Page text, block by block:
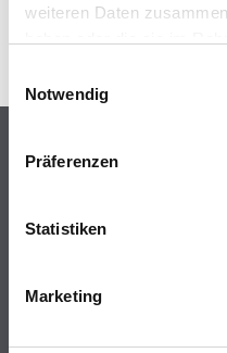
weiteren Daten
Notwendig
Präferenzen
Statistiken
Marketing
GEFAHRENHINWEISE
Bodenbeläge